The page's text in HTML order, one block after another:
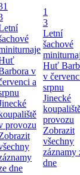
v
a
provozu
dne
1
3
Letní
šachové
Huť
v
srpnu
Jinecké
provozu
Zobrazit
všechny
záznamy
dne